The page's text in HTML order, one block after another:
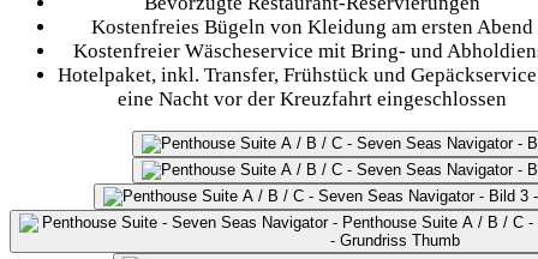
Kostenfreies Bügeln von Kleidung am ersten Abend
Kostenfreier Wäscheservice mit Bring- und
Hotelpaket, inkl. Transfer, Frühstück und
eine Nacht vor der Kreuzfahrt eingeschlossen